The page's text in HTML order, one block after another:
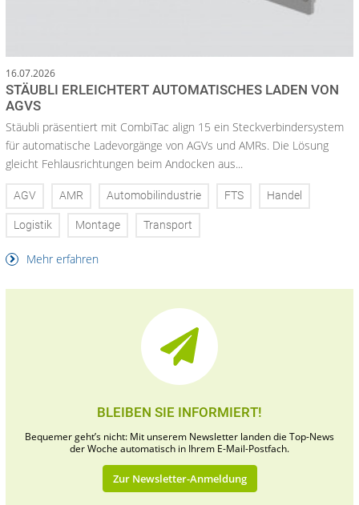
16.07.2026
STÄUBLI ERLEICHTERT AUTOMATISCHES LADEN VON
AGVS
Stäubli präsentiert mit CombiTac align 15 ein Steckverbindersystem
für automatische Ladevorgänge von AGVs und AMRs. Die Lösung
gleicht Fehlausrichtungen beim Andocken aus...
AGV AMR Automobilindustrie FTS Handel
Logistik Montage Transport
Mehr erfahren
BLEIBEN SIE INFORMIERT!
Bequemer geht’s nicht: Mit unserem Newsletter landen die Top-News
der Woche automatisch in Ihrem E-Mail-Postfach.
Zur Newsletter-Anmeldung